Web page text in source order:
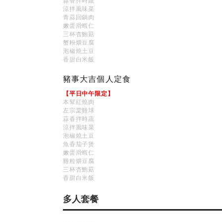
涼拌風味菜
青蒜回鍋肉
嫩蛋滑蝦仁
三杯杏鮑菇
蟹粉煨豆腐
泡椒燒土豆
香甜白米飯
豬事大吉個人定食
【平日中午限定】
本幫紅燒肉
左宗棠雞球
蒜香拌時蔬
涼拌風味菜
泡椒燒土豆
魚香茄子煲
嫩蛋滑蝦仁
雞粒煨豆腐
三杯杏鮑菇
香甜白米飯
多人套餐